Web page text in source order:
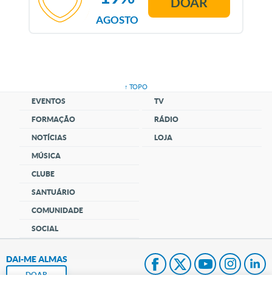
AGOSTO
↑ TOPO
EVENTOS
FORMAÇÃO
NOTÍCIAS
MÚSICA
CLUBE
SANTUÁRIO
COMUNIDADE
SOCIAL
TV
RÁDIO
LOJA
DAI-ME ALMAS
DOAR